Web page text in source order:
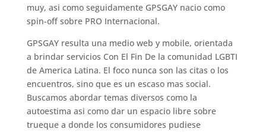
muy, asi­ como seguidamente GPSGAY nacio como
spin-off sobre PRO Internacional.
GPSGAY resulta una medio web y mobile, orientada
a brindar servicios Con El Fin De la comunidad LGBTI
de America Latina. El foco nunca son las citas o los
encuentros, sino que es un escaso mas social.
Buscamos abordar temas diversos como la
autoestima asi­ como dar un espacio libre sobre
trueque a donde los consumidores pudiese